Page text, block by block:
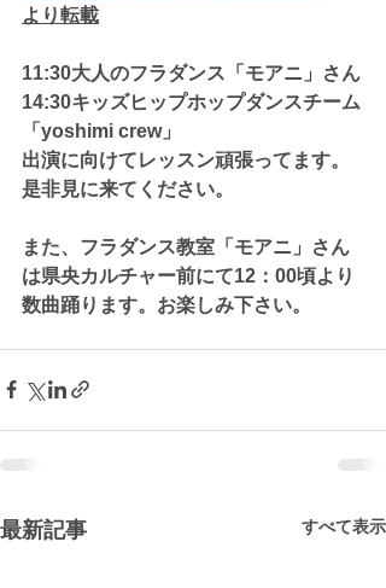
より転載
11:30大人のフラダンス「モアニ」さん
14:30キッズヒップホップダンスチーム
「yoshimi crew」
出演に向けてレッスン頑張ってます。
是非見に来てください。
また、フラダンス教室「モアニ」さん
は県央カルチャー前にて12：00頃より
数曲踊ります。お楽しみ下さい。
最新記事 すべて表示